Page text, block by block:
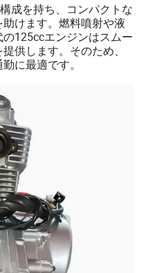
成を持ち、コンパクトな
けます。燃料噴射や液
125ccエンジンはスムー
供します。そのため、
に最適です。